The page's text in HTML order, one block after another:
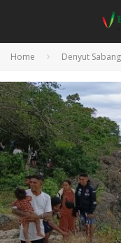
Home Denyut